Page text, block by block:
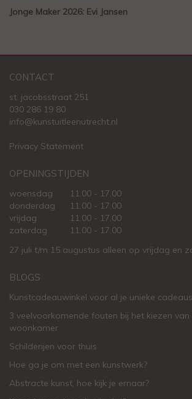
Jonge Maker 2026: Evi Jansen
CONTACT
st. jacobsstraat 251
030 286 19 80
info@kunstuitleenutrecht.nl
Privacy Statement
OPENINGSTIJDEN
woensdag
11.00 - 17.00
donderdag
11.00 - 17.00
vrijdag
11.00 - 17.00
zaterdag
11.00 - 17.00
27 juli t/m 15 augustus alleen op vrijdag en
BLOGS
Kunstcadeauwinkel voor al je unieke cadeaus
3 veelvoorkomende fouten bij het kiezen
woonkamer
Schilderijen voor thuis
Hoe ga je om met een kunstwerk?
Abstracte kunst, hoe kijk je ernaar?